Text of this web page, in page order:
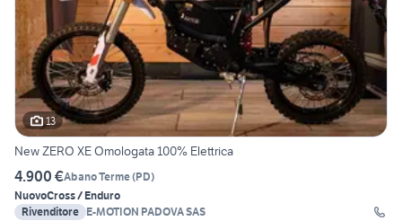
13
New ZERO XE Omologata 100% Elettrica
4.900 €Abano Terme(PD)
NuovoCross / Enduro
Rivenditore E-MOTION PADOVA SAS